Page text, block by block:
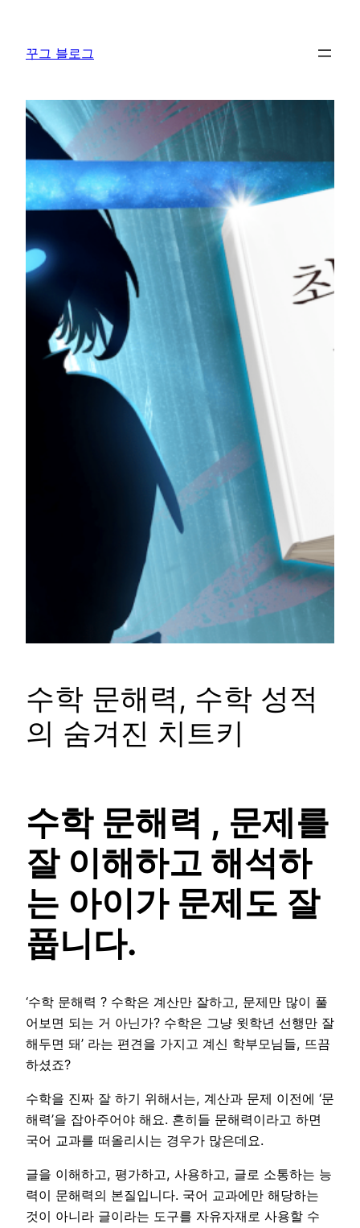
꾸그 블로그
수학 문해력, 수학 성적
의 숨겨진 치트키
수학 문해력 , 문제를
잘 이해하고 해석하
는 아이가 문제도 잘
풉니다.
‘수학 문해력 ? 수학은 계산만 잘하고, 문제만 많이 풀
어보면 되는 거 아닌가? 수학은 그냥 윗학년 선행만 잘
해두면 돼’ 라는 편견을 가지고 계신 학부모님들, 뜨끔
하셨죠?
수학을 진짜 잘 하기 위해서는, 계산과 문제 이전에 ‘문
해력’을 잡아주어야 해요. 흔히들 문해력이라고 하면
국어 교과를 떠올리시는 경우가 많은데요.
글을 이해하고, 평가하고, 사용하고, 글로 소통하는 능
력이 문해력의 본질입니다. 국어 교과에만 해당하는
것이 아니라 글이라는 도구를 자유자재로 사용할 수